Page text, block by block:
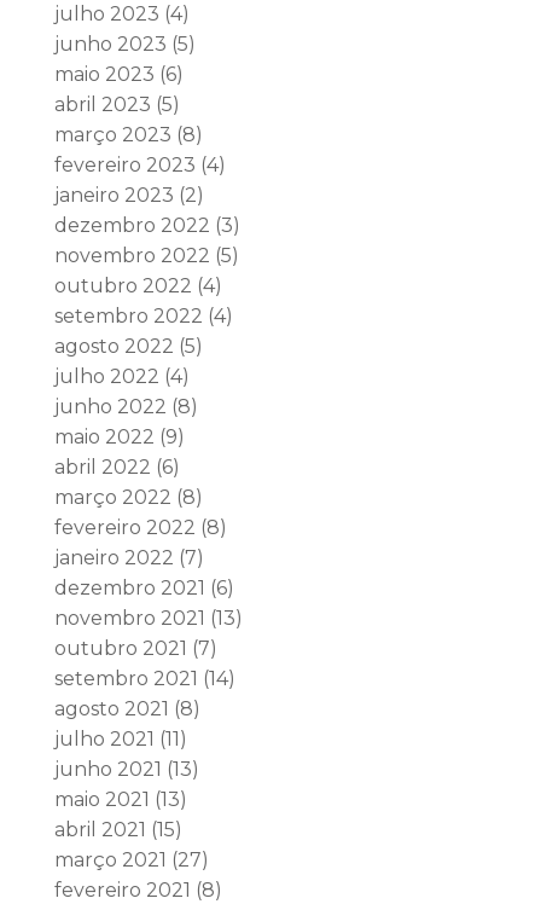
julho 2023 (4)
junho 2023 (5)
maio 2023 (6)
abril 2023 (5)
março 2023 (8)
fevereiro 2023 (4)
janeiro 2023 (2)
dezembro 2022 (3)
novembro 2022 (5)
outubro 2022 (4)
setembro 2022 (4)
agosto 2022 (5)
julho 2022 (4)
junho 2022 (8)
maio 2022 (9)
abril 2022 (6)
março 2022 (8)
fevereiro 2022 (8)
janeiro 2022 (7)
dezembro 2021 (6)
novembro 2021 (13)
outubro 2021 (7)
setembro 2021 (14)
agosto 2021 (8)
julho 2021 (11)
junho 2021 (13)
maio 2021 (13)
abril 2021 (15)
março 2021 (27)
fevereiro 2021 (8)